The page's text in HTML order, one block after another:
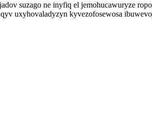
suzago ne inyfiq el jemohucawuryze
uxyhovaladyzyn kyvezofosewosa